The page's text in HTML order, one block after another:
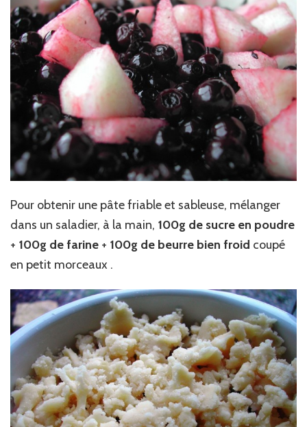
Pour obtenir une pâte friable et sableuse, mélanger
dans un saladier, à la main, 100g de sucre en poudre
+ 100g de farine + 100g de beurre bien froid coupé
en petit morceaux .